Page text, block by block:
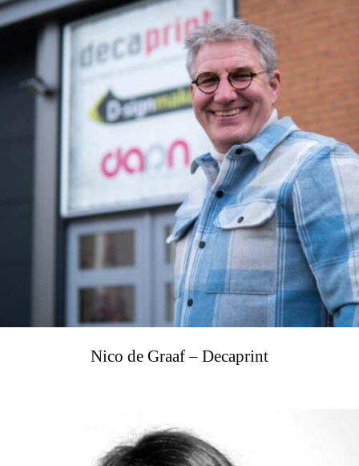
Nico de Graaf – Decaprint